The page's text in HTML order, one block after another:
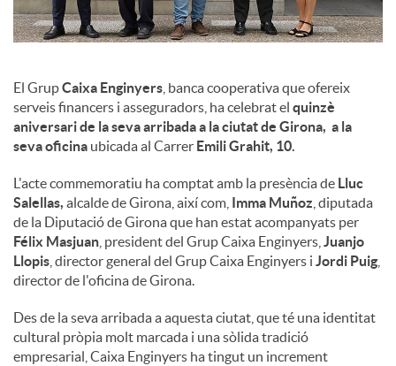
El GrupCaixa Enginyers , banca cooperativa que ofereix
serveis financers i asseguradors, ha celebrat el quinzè
aniversari de la seva arribada a la ciutat de Girona, a la
seva oficina ubicada al Carrer Emili Grahit, 10.
L'acte commemoratiu ha comptat amb la presència de Lluc
Salellas, alcalde de Girona, així com, Imma Muñoz , diputada
de la Diputació de Girona que han estat acompanyats per
Félix Masjuan , president del Grup Caixa Enginyers, Juanjo
Llopis , director general del Grup Caixa Enginyers i Jordi Puig
director de l'oficina de Girona.
Des de la seva arribada a aquesta ciutat, que té una identitat
cultural pròpia molt marcada i una sòlida tradició
empresarial, Caixa Enginyers ha tingut un increment